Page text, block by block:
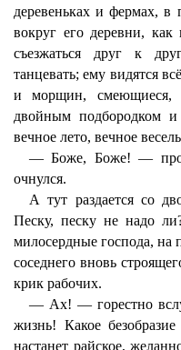
деревеньках и фермах, в
вокруг его деревни,
съезжаться друг к
танцевать; ему видятся
и морщин, смеющиеся,
двойным подбородком
вечное лето, вечное
— Боже, Боже! —
очнулся.
А тут раздается со
Песку, песку не надо
милосердные господа, на
соседнего вновь
крик рабочих.
— Ах! — горестно
жизнь! Какое
настанет райское,